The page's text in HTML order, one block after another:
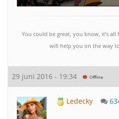
You could be great, you know, it’s
will help you on the way
29 juni 2016 - 19:34
Ledecky